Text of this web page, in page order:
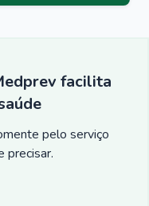
facilita
pelo serviço
precisar.